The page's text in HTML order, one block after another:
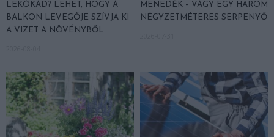
LEKÓKAD? LEHET, HOGY A
BALKON LEVEGŐJE SZÍVJA KI
A VIZET A NÖVÉNYBŐL
MENEDÉK – VAGY EGY HÁROM
NÉGYZETMÉTERES SERPENYŐ